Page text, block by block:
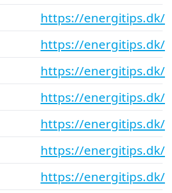
https://energitips.dk/
https://energitips.dk/
https://energitips.dk/
https://energitips.dk/
https://energitips.dk/
https://energitips.dk/
https://energitips.dk/